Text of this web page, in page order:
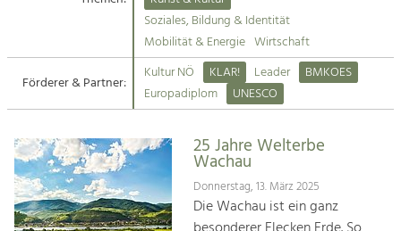
Suche
Impressum
Kontakt
Angebotsentwicklung und
Handwerk, Wissenschaft und Forschung.
Soziales, Bildung &
Identität
Soziales, Bildung & Identität
Mobilität & Energie Wirtschaft
Förderer & Partner:
Kultur NÖ KLAR! Leader
BMKOES
Europadiplom
UNESCO
25 Jahre Welterbe
Wachau
Donnerstag, 13. März 2025
Die Wachau ist ein ganz